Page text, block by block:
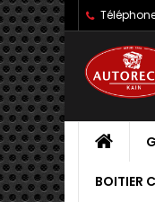
BOITIER